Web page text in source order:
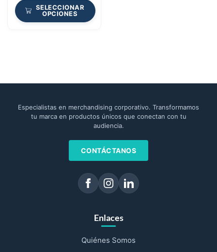
SELECCIONAR
OPCIONES
Especialistas en merchandising corporativo. Transformamos
tu marca en productos únicos que conectan con tu
audiencia.
CONTÁCTANOS
Enlaces
Quiénes Somos